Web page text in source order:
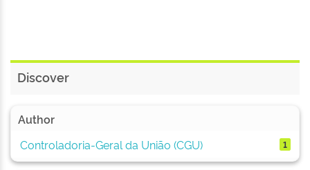
Discover
Author
Controladoria-Geral da União (CGU)
1